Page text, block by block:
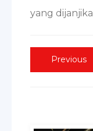
yang
PostPrevious